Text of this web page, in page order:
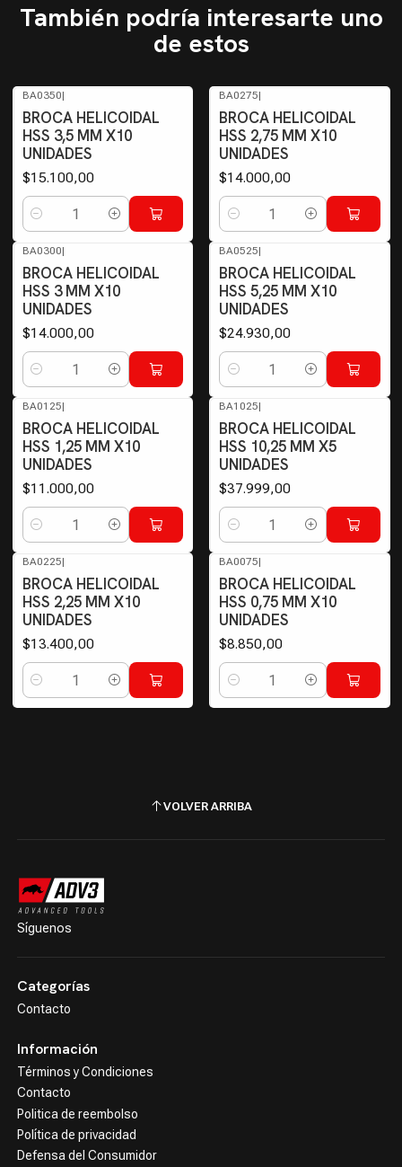
También podría interesarte uno
de estos
BA0350|
BROCA HELICOIDAL
HSS 3,5 MM X10
UNIDADES
$15.100,00
Cantidad
BA0275|
BROCA HELICOIDAL
HSS 2,75 MM X10
UNIDADES
$14.000,00
Cantidad
BA0300|
BROCA HELICOIDAL
HSS 3 MM X10
UNIDADES
$14.000,00
Cantidad
BA0525|
BROCA HELICOIDAL
HSS 5,25 MM X10
UNIDADES
$24.930,00
Cantidad
BA0125|
BROCA HELICOIDAL
HSS 1,25 MM X10
UNIDADES
$11.000,00
Cantidad
BA1025|
BROCA HELICOIDAL
HSS 10,25 MM X5
UNIDADES
$37.999,00
Cantidad
BA0225|
BROCA HELICOIDAL
HSS 2,25 MM X10
UNIDADES
$13.400,00
Cantidad
BA0075|
BROCA HELICOIDAL
HSS 0,75 MM X10
UNIDADES
$8.850,00
Cantidad
VOLVER ARRIBA
Síguenos
Categorías
Contacto
Información
Términos y Condiciones
Contacto
Politica de reembolso
Política de privacidad
Defensa del Consumidor